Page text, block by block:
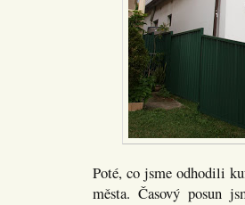
Poté, co jsme odhodili
města. Časový posun